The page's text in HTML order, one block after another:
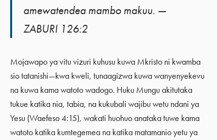
amewatendea mambo makuu. —
ZABURI 126:2
Mojawapo ya vitu vizuri kuhusu kuwa Mkristo ni kwamba
sio tatanishi—kwa kweli, tunaagizwa kuwa wanyenyekevu
na kuwa kama watoto wadogo. Huku Mungu akitutaka
tukue katika nia, tabia, na kukubali wajibu wetu ndani ya
Yesu (Waefeso 4:15), wakati huohuo anataka tuwe kama
watoto katika kumtegemea na katika matamanio yetu ya